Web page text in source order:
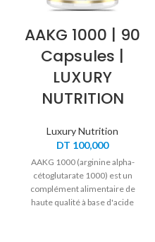
AAKG 1000 | 90
Capsules |
LUXURY
NUTRITION
Luxury Nutrition
DT 100,000
AAKG 1000 (arginine alpha-
cétoglutarate 1000) est un
complément alimentaire de
haute qualité à base d'acide